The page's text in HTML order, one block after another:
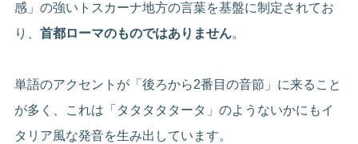
感」の強いトスカーナ地方の言葉を基盤に制定されてお
り、首都ローマのものではありません。
単語のアクセントが「後ろから2番目の音節」に来ること
が多く、これは「タタタタタータ」のようないかにもイ
タリア風な発音を生み出しています。